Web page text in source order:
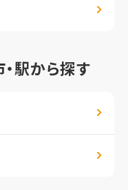
駅から探す